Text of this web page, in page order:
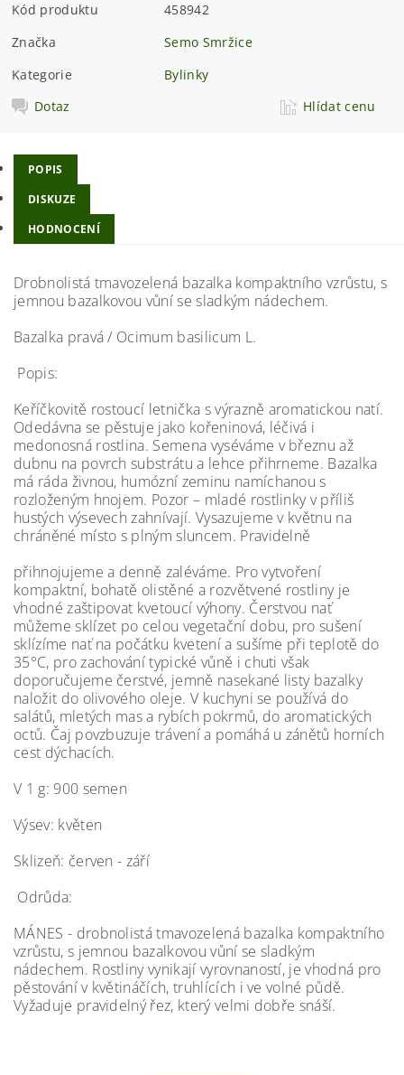
Kód produktu
458942
Značka
Semo Smržice
Kategorie
Bylinky
Dotaz
Hlídat cenu
POPIS
DISKUZE
HODNOCENÍ
Drobnolistá tmavozelená bazalka kompaktního vzrůstu, s
jemnou bazalkovou vůní se sladkým nádechem.
Bazalka pravá / Ocimum basilicum L.
Popis:
Keříčkovitě rostoucí letnička s výrazně aromatickou natí.
Odedávna se pěstuje jako kořeninová, léčivá i
medonosná rostlina. Semena vyséváme v březnu až
dubnu na povrch substrátu a lehce přihrneme. Bazalka
má ráda živnou, humózní zeminu namíchanou s
rozloženým hnojem. Pozor – mladé rostlinky v příliš
hustých výsevech zahnívají. Vysazujeme v květnu na
chráněné místo s plným sluncem. Pravidelně
přihnojujeme a denně zaléváme. Pro vytvoření
kompaktní, bohatě olistěné a rozvětvené rostliny je
vhodné zaštipovat kvetoucí výhony. Čerstvou nať
můžeme sklízet po celou vegetační dobu, pro sušení
sklízíme nať na počátku kvetení a sušíme při teplotě do
35°C, pro zachování typické vůně i chuti však
doporučujeme čerstvé, jemně nasekané listy bazalky
naložit do olivového oleje. V kuchyni se používá do
salátů, mletých mas a rybích pokrmů, do aromatických
octů. Čaj povzbuzuje trávení a pomáhá u zánětů horních
cest dýchacích.
V 1 g: 900 semen
Výsev: květen
Sklizeň: červen - září
Odrůda:
MÁNES - drobnolistá tmavozelená bazalka kompaktního
vzrůstu, s jemnou bazalkovou vůní se sladkým
nádechem. Rostliny vynikají vyrovnaností, je vhodná pro
pěstování v květináčích, truhlících i ve volné půdě.
Vyžaduje pravidelný řez, který velmi dobře snáší.